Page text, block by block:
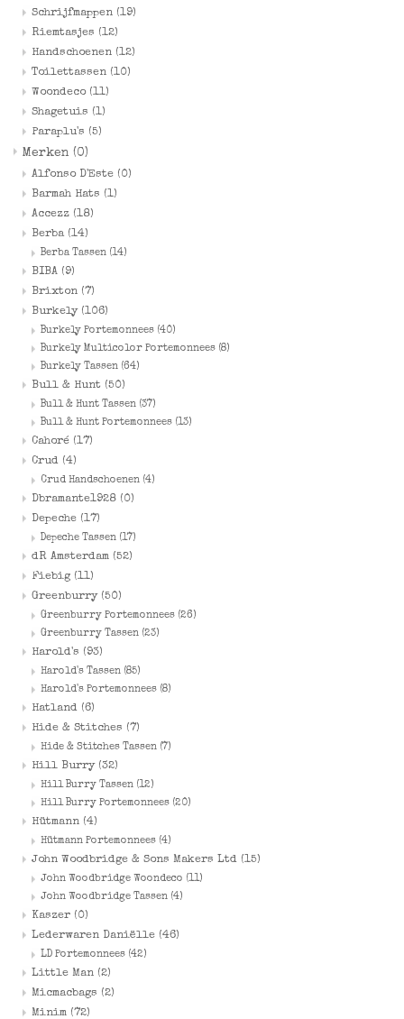
Schrijfmappen (19)
Riemtasjes (12)
Handschoenen (12)
Toilettassen (10)
Woondeco (11)
Shagetuis (1)
Paraplu's (5)
Merken (0)
Alfonso D'Este (0)
Barmah Hats (1)
Accezz (18)
Berba (14)
Berba Tassen (14)
BIBA (9)
Brixton (7)
Burkely (106)
Burkely Portemonnees (40)
Burkely Multicolor Portemonnees (8)
Burkely Tassen (64)
Bull & Hunt (50)
Bull & Hunt Tassen (37)
Bull & Hunt Portemonnees (13)
Cahoré (17)
Crud (4)
Crud Handschoenen (4)
Dbramante1928 (0)
Depeche (17)
Depeche Tassen (17)
dR Amsterdam (52)
Fiebig (11)
Greenburry (50)
Greenburry Portemonnees (26)
Greenburry Tassen (23)
Harold's (93)
Harold's Tassen (85)
Harold's Portemonnees (8)
Hatland (6)
Hide & Stitches (7)
Hide & Stitches Tassen (7)
Hill Burry (32)
Hill Burry Tassen (12)
Hill Burry Portemonnees (20)
Hütmann (4)
Hütmann Portemonnees (4)
John Woodbridge & Sons Makers Ltd (15)
John Woodbridge Woondeco (11)
John Woodbridge Tassen (4)
Kaszer (0)
Lederwaren Daniëlle (46)
LD Portemonnees (42)
Little Man (2)
Micmacbags (2)
Minim (72)